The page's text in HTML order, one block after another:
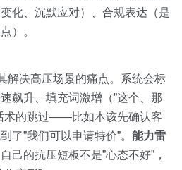
化、沉默应对）、合规表达（是
）。
解决高压场景的痛点。系统会标
飙升、填充词激增（”这个、那
术的跳过——比如本该先确认客
了”我们可以申请特价”。 能力雷
己的抗压短板不是”心态不好”，